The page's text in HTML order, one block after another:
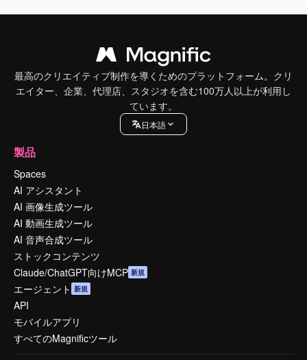
最高のクリエイティブ制作を導くためのプラットフォーム。クリ
エイター、企業、代理店、スタジオを含む100万人以上が利用し
ています。
日本語
製品
Spaces
AI アシスタント
AI 画像生成ツール
AI 動画生成ツール
AI 音声合成ツール
ストックコンテンツ
Claude/ChatGPT向けMCP 新規
エージェント 新規
API
モバイルアプリ
すべてのMagnificツール